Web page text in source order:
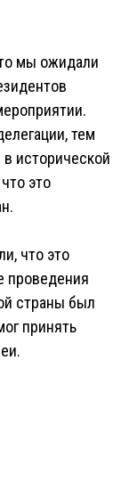
мы ожидали
тем
исторической
это
что это
проведения
страны был
принять